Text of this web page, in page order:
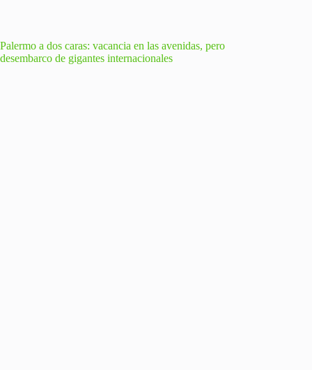
Palermo a dos caras: vacancia en las avenidas, pero
desembarco de gigantes internacionales